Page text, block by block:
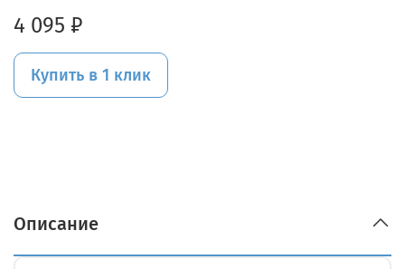
4 095 ₽
Купить в 1 клик
Описание